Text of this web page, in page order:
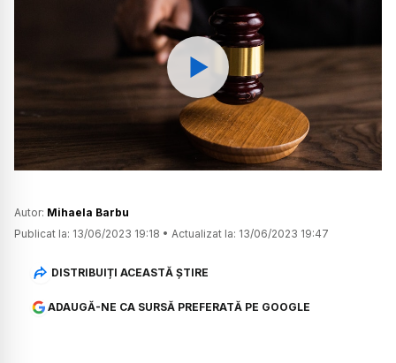
Watch
Autor: Mihaela Barbu
Publicat la: 13/06/2023 19:18 • Actualizat la: 13/06/2023 19:47
DISTRIBUIȚI ACEASTĂ ȘTIRE
ADAUGĂ-NE CA SURSĂ PREFERATĂ PE GOOGLE